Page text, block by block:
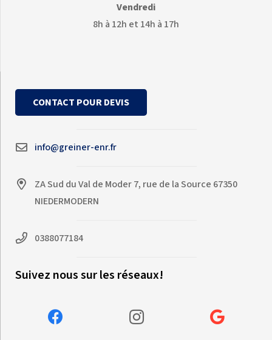
Vendredi
8h à 12h et 14h à 17h
CONTACT POUR DEVIS
info@greiner-enr.fr
ZA Sud du Val de Moder 7, rue de la Source 67350
NIEDERMODERN
0388077184
Suivez nous sur les réseaux!